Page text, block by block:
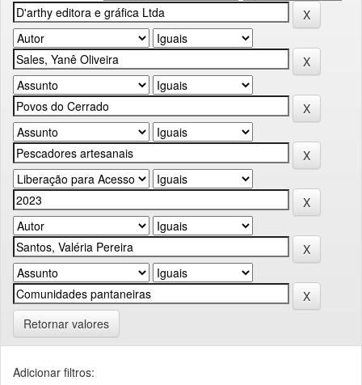
Retornar valores
Adicionar filtros: